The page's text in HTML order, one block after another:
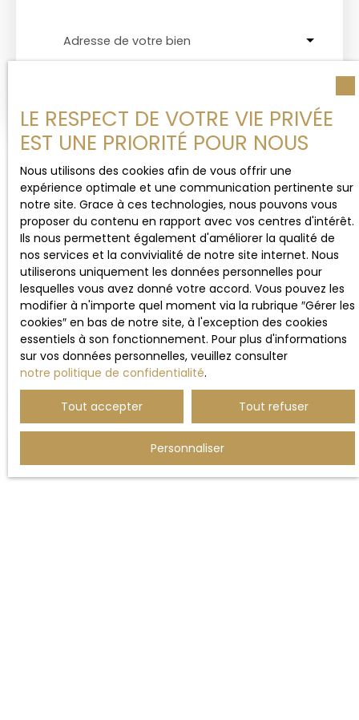
Adresse de votre bien
LE RESPECT DE VOTRE VIE PRIVÉE
EST UNE PRIORITÉ POUR NOUS
Nous utilisons des cookies afin de vous offrir une
expérience optimale et une communication pertinente sur
notre site. Grace à ces technologies, nous pouvons vous
proposer du contenu en rapport avec vos centres d'intérêt.
Ils nous permettent également d'améliorer la qualité de
nos services et la convivialité de notre site internet. Nous
utiliserons uniquement les données personnelles pour
lesquelles vous avez donné votre accord. Vous pouvez les
modifier à n'importe quel moment via la rubrique ″Gérer les
cookies″ en bas de notre site, à l'exception des cookies
essentiels à son fonctionnement. Pour plus d'informations
sur vos données personnelles, veuillez consulter
notre politique de confidentialité.
Tout accepter Tout refuser
Personnaliser